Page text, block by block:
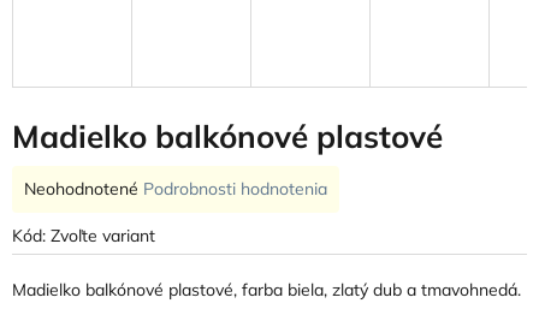
Madielko balkónové plastové
Kód: Zvoľte variant
Madielko balkónové plastové, farba biela, zlatý dub a tmavohnedá.
Priemerné
produktu
je
0,0
z
Neohodnotené Podrobnosti hodnotenia